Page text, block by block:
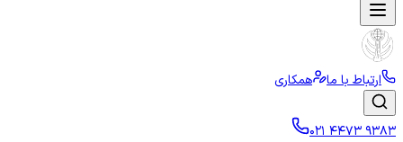
ارتباط با ما همکاری
۰۲۱ ۴۴۷۳ ۹۳۸۳